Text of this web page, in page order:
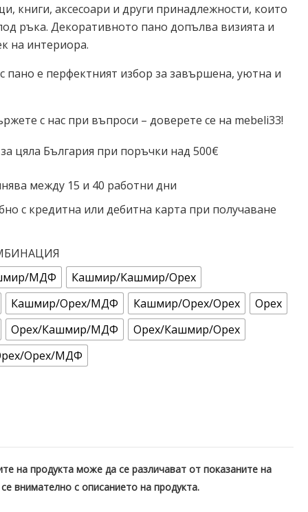
книги, аксесоари и други принадлежности, които
ръка. Декоративното пано допълва визията и
на интериора.
е перфектният избор за завършена, уютна и
с нас при въпроси – доверете се на mebeli33!
цяла България при поръчки над 500€
между 15 и 40 работни дни
с кредитна или дебитна карта при получаване
МДФ
Кашмир/Кашмир/Орех
Кашмир/Орех/МДФ Кашмир/Орех/Орех
Орех
Орех/Кашмир/МДФ
Орех/Кашмир/Орех
Орех/МДФ
на продукта може да се различават от показаните на
внимателно с описанието на продукта.